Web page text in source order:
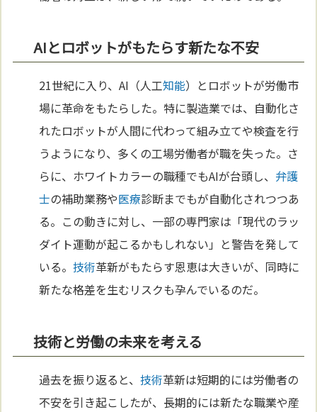
AIとロボットがもたらす新たな不安
21世紀に入り、AI（人工知能）とロボットが労働市
場に革命をもたらした。特に製造業では、自動化さ
れたロボットが人間に代わって組み立てや検査を行
うようになり、多くの工場労働者が職を失った。さ
らに、ホワイトカラーの職種でもAIが台頭し、 弁護
士の補助業務や医療診断までもが自動化されつつあ
る。この動きに対し、一部の専門家は「現代のラッ
ダイト運動が起こるかもしれない」と警告を発して
いる。技術革新がもたらす恩恵は大きいが、同時に
新たな格差を生むリスクも孕んでいるのだ。
技術と労働の未来を考える
過去を振り返ると、技術革新は短期的には労働者の
不安を引き起こしたが、長期的には新たな職業や産